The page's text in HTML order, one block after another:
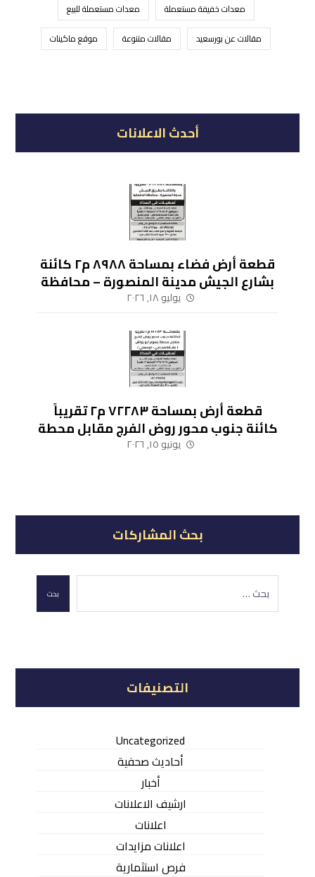
معدات خفيفة مستعملة
معدات مستعملة للبيع
مقالات عن بورسعيد
مقالات متنوعة موقع ماكينات
أحدث الاعلانات
قطعة أرض فضاء بمساحة ٨٩٨٨ م٢ كائنة
بشارع الجيش مدينة المنصورة – محافظة
الدقهلية
يوليو ١٨, ٢٠٢٦
قطعة أرض بمساحة ٧٢٢٨٣ م٢ تقريباً
كائنة جنوب محور روض الفرج مقابل محطة
رسوم أبو رواش (نشاط صناعي – لوجيستي)
يونيو ١٥, ٢٠٢٦
بحث المشاركات
بحث
التصنيفات
Uncategorized
أحاديث صحفية
أخبار
ارشيف الاعلانات
اعلانات
اعلانات مزايدات
فرص استثمارية